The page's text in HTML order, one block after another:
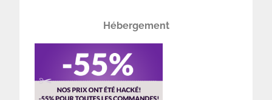
Hébergement